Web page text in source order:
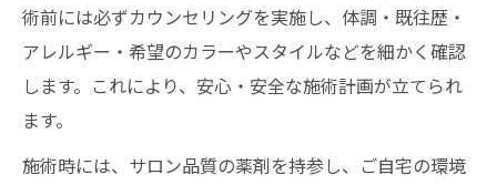
術前には必ずカウンセリングを実施し、体調・既往歴・
アレルギー・希望のカラーやスタイルなどを細かく確認
します。これにより、安心・安全な施術計画が立てられ
ます。
施術時には、サロン品質の薬剤を持参し、ご自宅の環境